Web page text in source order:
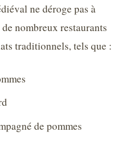
ne déroge pas à
nombreux restaurants
traditionnels, tels que :
de pommes